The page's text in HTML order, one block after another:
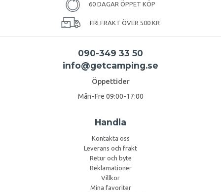
60 DAGAR ÖPPET KÖP
FRI FRAKT ÖVER 500 KR
090-349 33 50
info@getcamping.se
Öppettider
Mån-Fre 09:00-17:00
Handla
Kontakta oss
Leverans och frakt
Retur och byte
Reklamationer
Villkor
Mina favoriter